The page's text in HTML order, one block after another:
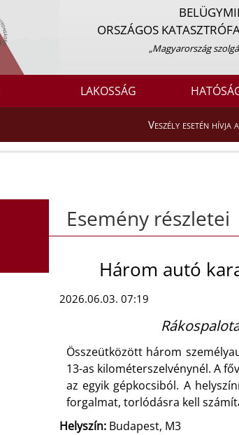
ORSZÁGOS
„Magyarország
LAKOSSÁG
Veszély esetén
Esemény részletei
Három autó
2026.06.03. 07:19
Összeütközött három
13-as kilométerszelvénynél. A
az egyik gépkocsiból. A
forgalmat, torlódásra kell
Helyszín:Budapest, M3